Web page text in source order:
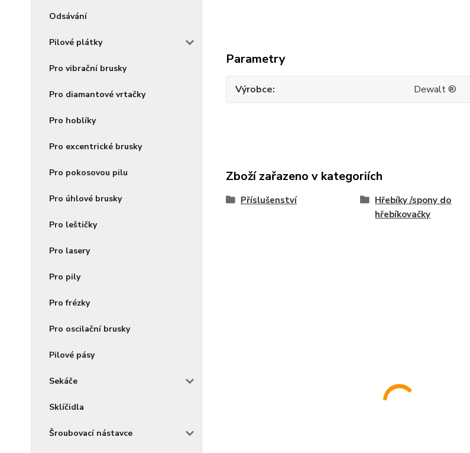
Odsávání
Pilové plátky
Pro vibrační brusky
Pro diamantové vrtačky
Pro hoblíky
Pro excentrické brusky
Pro pokosovou pilu
Pro úhlové brusky
Pro leštičky
Pro lasery
Pro pily
Pro frézky
Pro oscilační brusky
Pilové pásy
Sekáče
Sklíčidla
Šroubovací nástavce
Parametry
Výrobce Dewalt ®
Zboží zařazeno v kategoriích
Příslušenství
Hřebíky /spony do
hřebíkovačky